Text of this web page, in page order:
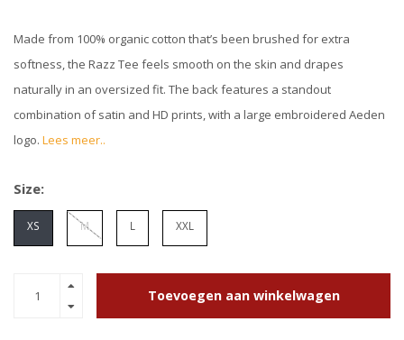
Made from 100% organic cotton that’s been brushed for extra
softness, the Razz Tee feels smooth on the skin and drapes
naturally in an oversized fit. The back features a standout
combination of satin and HD prints, with a large embroidered Aeden
logo. Lees meer..
Size:
XS M L XXL
Toevoegen aan winkelwagen